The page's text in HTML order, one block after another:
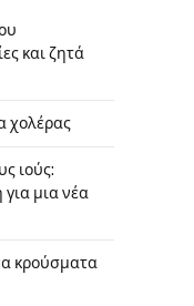
και ζητά
χολέρας
ιούς:
μια νέα
κρούσματα